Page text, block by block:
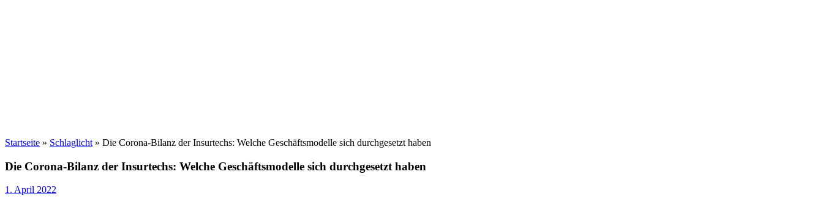
Startseite » Schlaglicht » Die Corona-Bilanz der Insurtechs: Welche Geschäftsmodelle sich durchgesetzt haben
Die Corona-Bilanz der Insurtechs: Welche Geschäftsmodelle sich durchgesetzt haben
1. April 2022